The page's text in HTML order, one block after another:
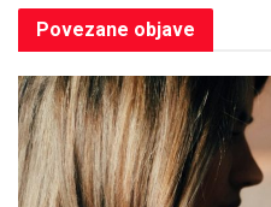
Povezane objave